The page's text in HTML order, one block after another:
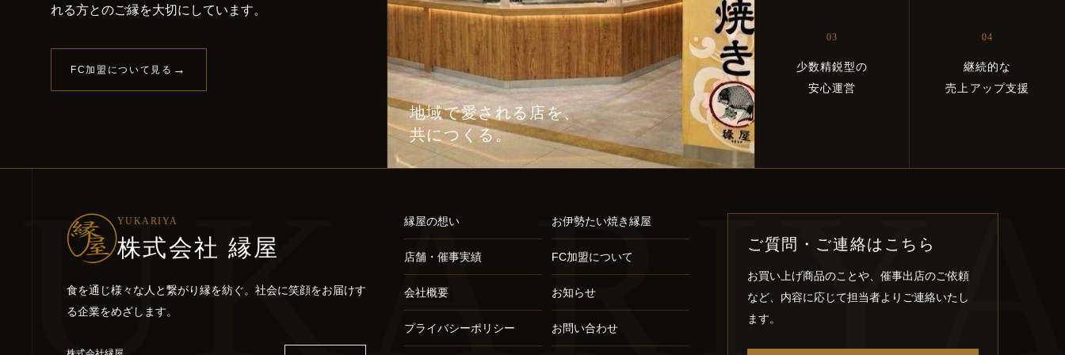
れる方とのご縁を大切にしています。
FC加盟について見る →
地域で愛される店を、
共につくる。
03
少数精鋭型の
安心運営
04
継続的な
売上アップ支援
YUKARIYA
株式会社 縁屋
食を通じ様々な人と繋がり縁を紡ぐ。社会に笑顔をお届けす
る企業をめざします。
縁屋の想い お伊勢たい焼き縁屋
店舗・催事実績 FC加盟について
会社概要 お知らせ
プライバシーポリシー お問い合わせ
ご質問・ご連絡はこちら
お買い上げ商品のことや、催事出店のご依頼
など、内容に応じて担当者よりご連絡いたし
ます。